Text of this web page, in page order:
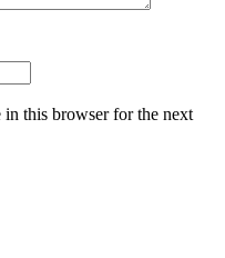
in this browser for the next